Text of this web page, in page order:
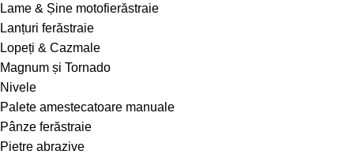
Lame & Șine motofierăstraie
Lanțuri ferăstraie
Lopeți & Cazmale
Magnum și Tornado
Nivele
Palete amestecatoare manuale
Pânze ferăstraie
Pietre abrazive